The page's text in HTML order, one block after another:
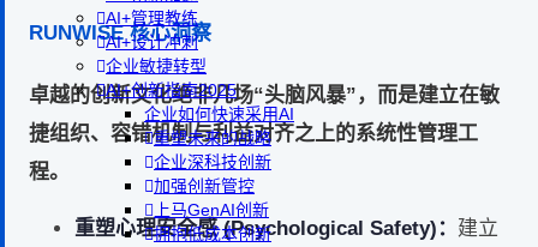
AI+管理教练
AI+设计冲刺
企业敏捷转型
AI+创新指南2025
企业如何快速采用AI
重塑未来的战略
企业深科技创新
加强创新管控
上马GenAI创新
拥抱低成本创新
RUNWISE 核心洞察
卓越的创新文化绝非几场“头脑风暴”，而是建立在敏
捷组织、容错机制与利益对齐之上的系统性管理工
程。
重塑心理安全感 (Psychological Safety)： 建立